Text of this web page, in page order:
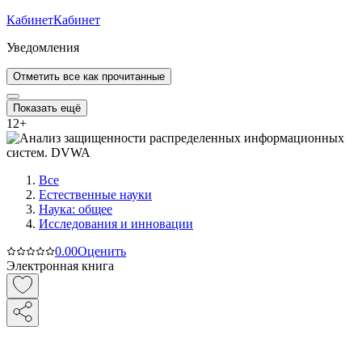
КабинетКабинет
Уведомления
Отметить все как прочитанные
Показать ещё
12+
Все
Естественные науки
Наука: общее
Исследования и инновации
0.00Оценить
Электронная книга